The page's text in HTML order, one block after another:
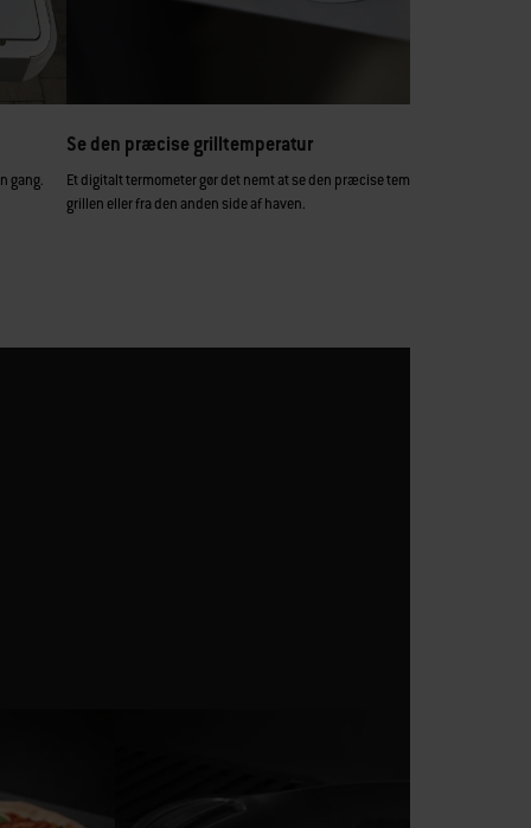
gang.
Se den præcise grilltemperatur
Et digitalt termometer gør det nemt at se den præcise temperatur dag og nat
grillen eller fra den anden side af haven.